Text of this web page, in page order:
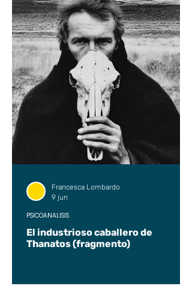
El industrioso caballero de
Thanatos (fragmento)
PSICOANÁLISIS
Francesca Lombardo
9 jun